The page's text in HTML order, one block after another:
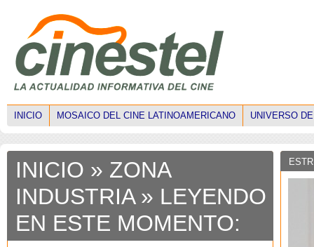
INICIO MOSAICO DEL CINE LATINOAMERICANO UNIVERSO
INICIO » ZONA
INDUSTRIA» LEYENDO
EN ESTE MOMENTO: